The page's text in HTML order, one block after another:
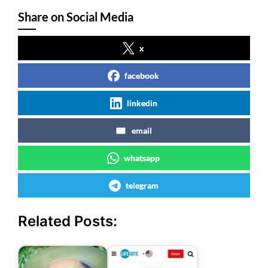
Share on Social Media
x
facebook
linkedin
email
whatsapp
telegram
Related Posts: